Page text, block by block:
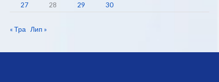
27
28 29 30
« Тра Лип »